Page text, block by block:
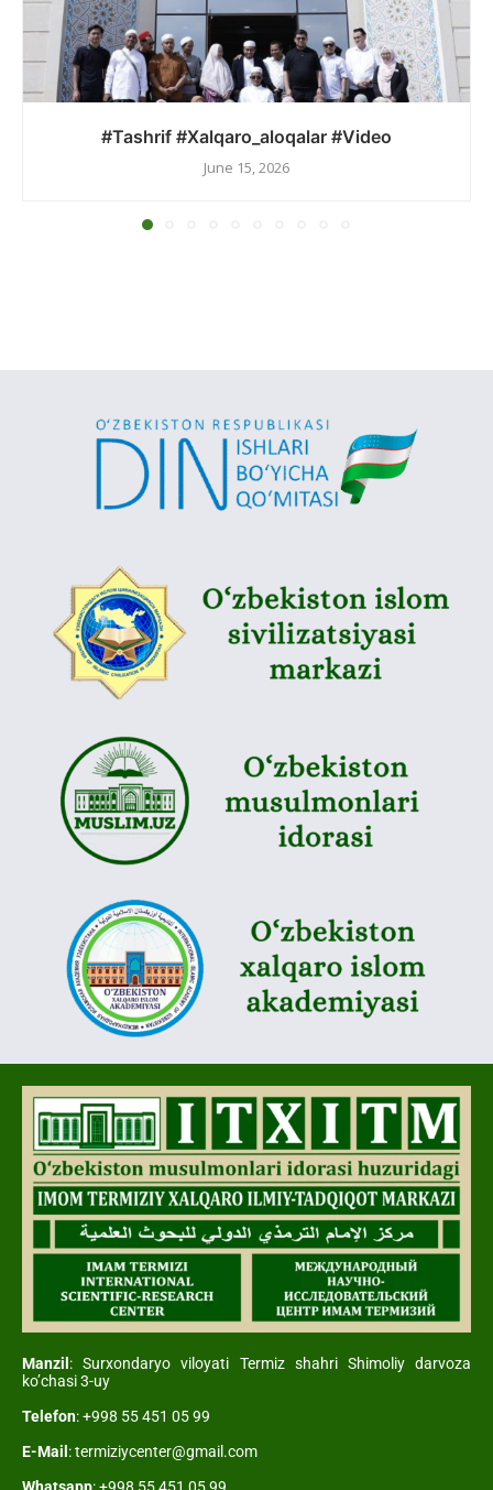
#Tashrif #Xalqaro_aloqalar #Video
June 15, 2026
Manzil : Surxondaryo viloyati Termiz shahri Shimoliy darvoza
ko’chasi 3-uy
Telefon: +998 55 451 05 99
E-Mail : termiziycenter@gmail.com